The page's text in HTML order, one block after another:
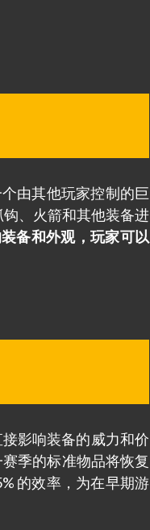
由其他玩家控制的巨
、火箭和其他装备进
备和外观，玩家可以
影响装备的威力和价
季的标准物品将恢复
的效率，为在早期游